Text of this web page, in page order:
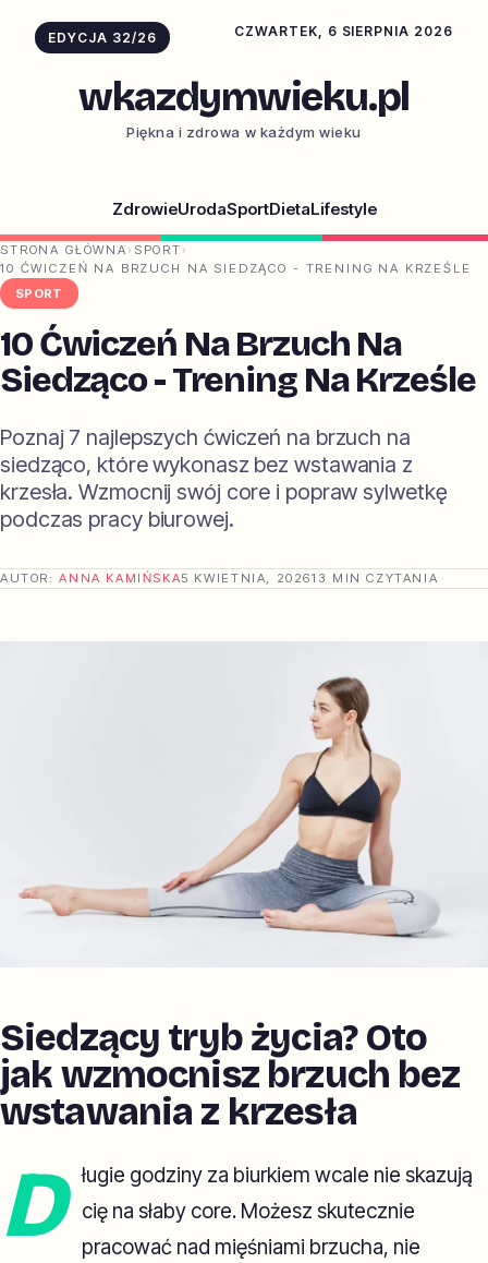
EDYCJA 32/26 CZWARTEK, 6 SIERPNIA 2026
wkazdymwieku.pl
Piękna i zdrowa w każdym wieku
ZdrowieUrodaSportDietaLifestyle
STRONA GŁÓWNA › SPORT ›
10 ĆWICZEŃ NA BRZUCH NA SIEDZĄCO - TRENING NA KRZEŚLE
SPORT
10 Ćwiczeń Na Brzuch Na
Siedząco - Trening Na Krześle
Poznaj 7 najlepszych ćwiczeń na brzuch na
siedząco, które wykonasz bez wstawania z
krzesła. Wzmocnij swój core i popraw sylwetkę
podczas pracy biurowej.
AUTOR:ANNA KAMIŃSKA5 KWIETNIA, 202613 MIN CZYTANIA
Siedzący tryb życia? Oto
jak wzmocnisz brzuch bez
wstawania z krzesła
D
ługie godziny za biurkiem wcale nie skazują
cię na słaby core. Możesz skutecznie
pracować nad mięśniami brzucha, nie